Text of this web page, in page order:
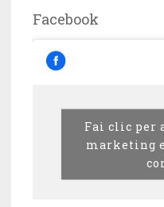
Facebook
Fai clic per
marketing